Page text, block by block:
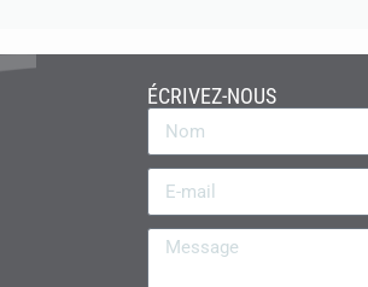
ÉCRIVEZ-NOUS